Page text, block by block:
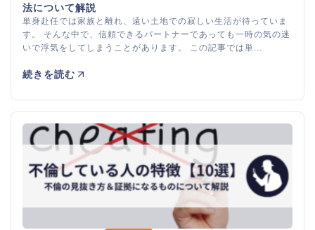
法について解説
単身赴任では家族と離れ、遠い土地での寂しい生活が待っていま
す。 そんな中で、信頼できるパートナーであっても一時の気の迷
いで浮気をしてしまうことがあります。 この記事では単...
続きを読む